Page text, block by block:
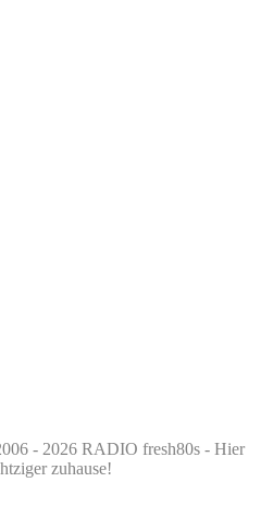
- 2026 RADIO fresh80s - Hier
zuhause!